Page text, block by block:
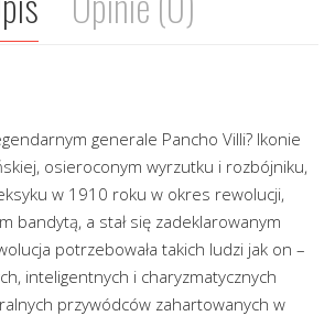
generale Pancho Villi? Ikonie
osieroconym wyrzutku i rozbójniku,
w 1910 roku w okres rewolucji,
bandytą, a stał się zadeklarowanym
potrzebowała takich ludzi jak on –
inteligentnych i charyzmatycznych
przywódców zahartowanych w